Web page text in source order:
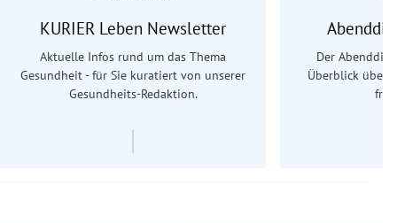
KURIER Leben Newsletter
Aktuelle Infos rund um das Thema
Gesundheit - für Sie kuratiert von unserer
Gesundheits-Redaktion.
Der
Überblick über